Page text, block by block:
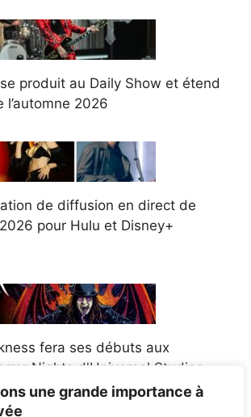
une grande importance à
produit au Daily Show et étend
l’automne 2026
de diffusion en direct de
pour Hulu et Disney+
fera ses débuts aux
Nights d'Universal Studios